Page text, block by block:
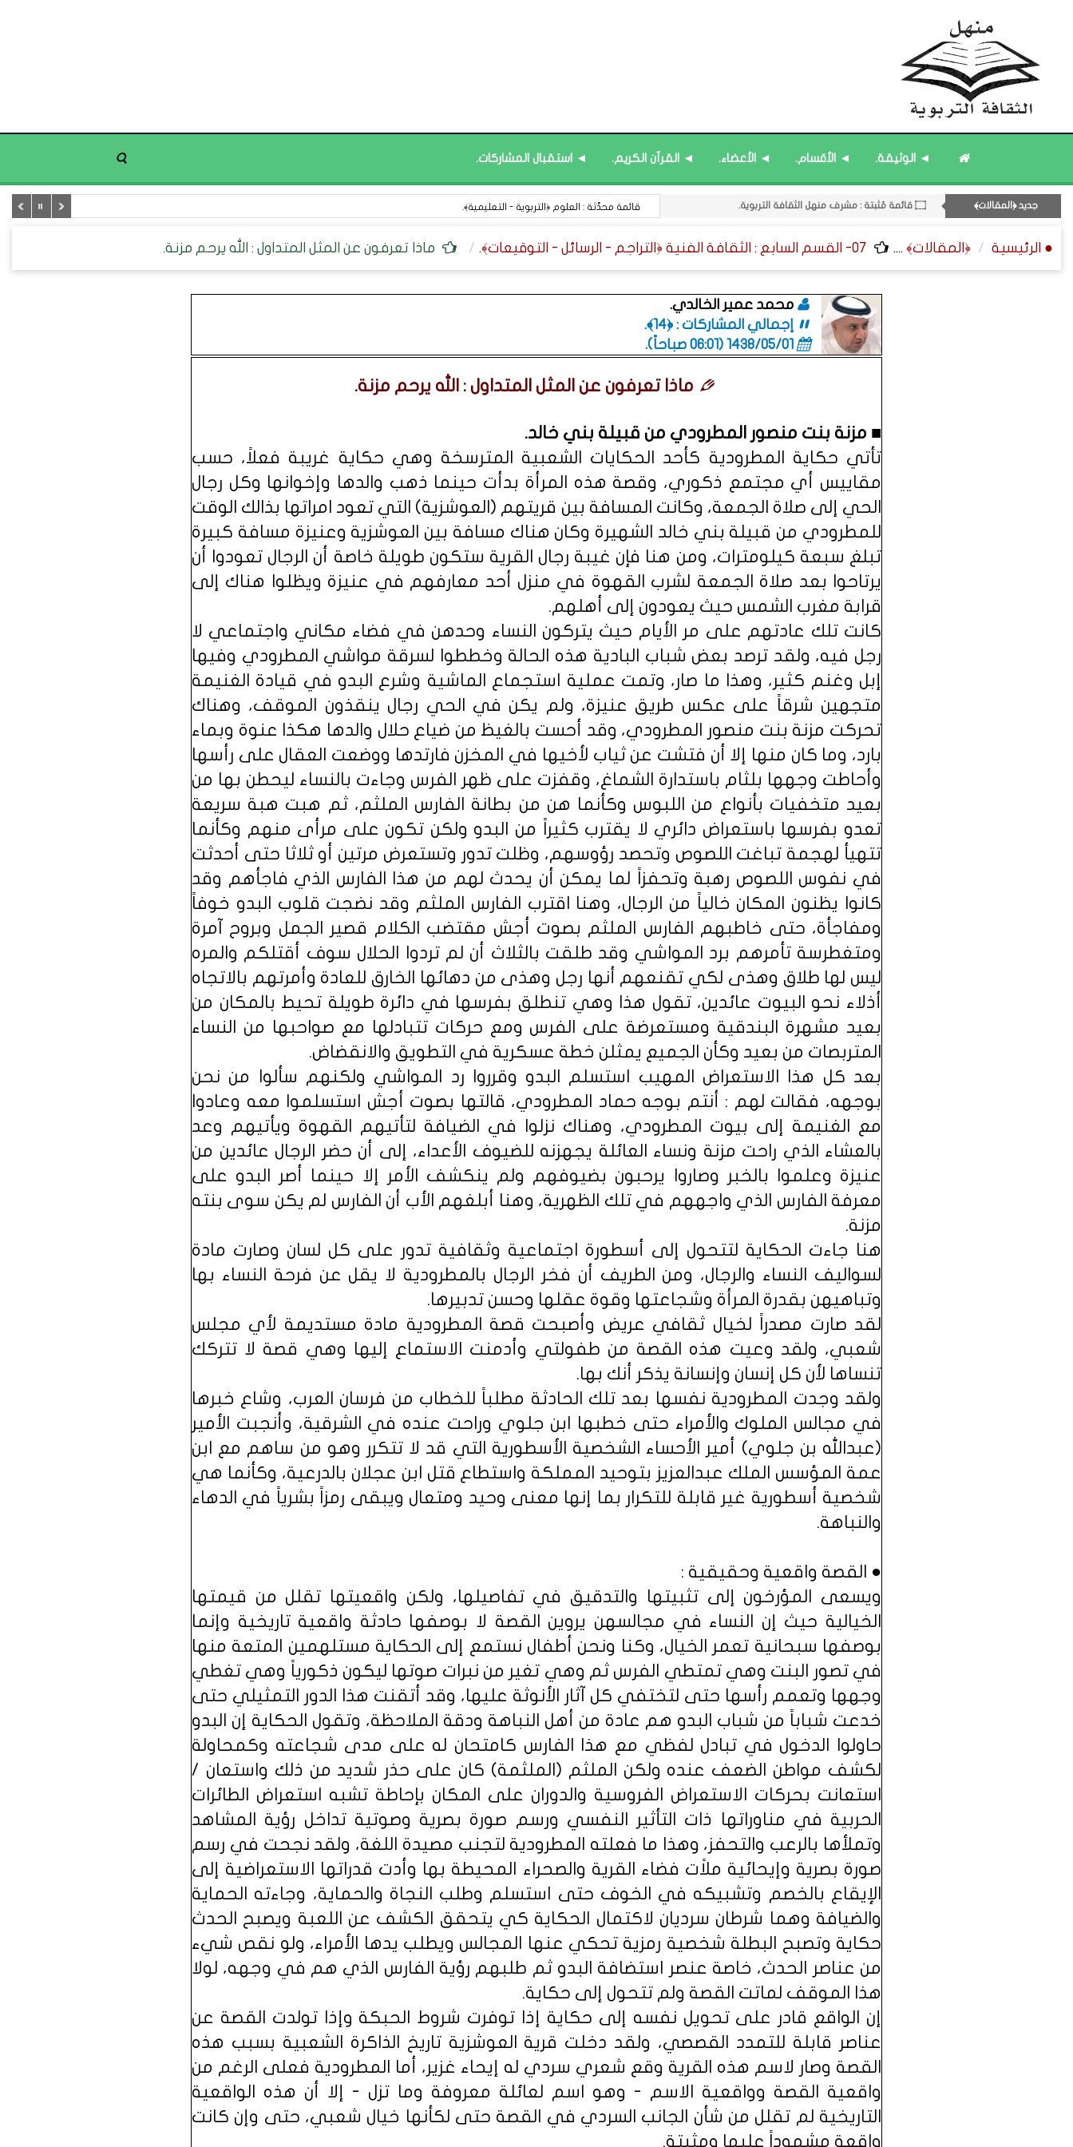
◄ الوثيقة. ◄ الأقسام. ◄ الأعضاء. ◄ القرآن الكريم. ◄ استقبال المشاركات.
جديد ﴿المقالات﴾
۝ قائمة مُثبتة : مشرف منهل الثقافة التربوية.
۝ قائمة مُحدَّثة : مختارات من ﴿جديد﴾ المشاركات.
۝ ﴿القوائم - المشاركات﴾ المُحدَّثة.
قيم قرآنية : مفاتيح القلوب.
● الرئيسية ﴿المقالات﴾ .... 07- القسم السابع : الثقافة الفنية ﴿التراجم - الرسائل - التوقيعات﴾. ماذا تعرفون عن المثل المتداول : الله يرحم مزنة.
محمد عمير الخالدي.
إجمالي المشاركات : ﴿14﴾.
1438/05/01 (06:01 صباحاً)
.
ماذا تعرفون عن المثل المتداول : الله يرحم مزنة.
■ مزنة بنت منصور المطرودي من قبيلة بني خالد.
تأتي حكاية المطرودية كأحد الحكايات الشعبية المترسخة وهي حكاية غريبة فعلاً، حسب
مقاييس أي مجتمع ذكوري، وقصة هذه المرأة بدأت حينما ذهب والدها وإخوانها وكل رجال
الحي إلى صلاة الجمعة، وكانت المسافة بين قريتهم (العوشزية) التي تعود امراتها بذالك الوقت
للمطرودي من قبيلة بني خالد الشهيرة وكان هناك مسافة بين العوشزية وعنيزة مسافة كبيرة
تبلغ سبعة كيلومترات، ومن هنا فإن غيبة رجال القرية ستكون طويلة خاصة أن الرجال تعودوا أن
يرتاحوا بعد صلاة الجمعة لشرب القهوة في منزل أحد معارفهم في عنيزة ويظلوا هناك إلى
قرابة مغرب الشمس حيث يعودون إلى أهلهم.
كانت تلك عادتهم على مر الأيام حيث يتركون النساء وحدهن في فضاء مكاني واجتماعي لا
رجل فيه، ولقد ترصد بعض شباب البادية هذه الحالة وخططوا لسرقة مواشي المطرودي وفيها
إبل وغنم كثير، وهذا ما صار، وتمت عملية استجماع الماشية وشرع البدو في قيادة الغنيمة
متجهين شرقاً على عكس طريق عنيزة، ولم يكن في الحي رجال ينقذون الموقف، وهناك
تحركت مزنة بنت منصور المطرودي، وقد أحست بالغيظ من ضياع حلال والدها هكذا عنوة وبماء
بارد، وما كان منها إلا أن فتشت عن ثياب لأخيها في المخزن فارتدها ووضعت العقال على رأسها
وأحاطت وجهها بلثام باستدارة الشماغ، وقفزت على ظهر الفرس وجاءت بالنساء ليحطن بها من
بعيد متخفيات بأنواع من اللبوس وكأنما هن من بطانة الفارس الملثم، ثم هبت هبة سريعة
تعدو بفرسها باستعراض دائري لا يقترب كثيراً من البدو ولكن تكون على مرأى منهم وكأنما
تتهيأ لهجمة تباغت اللصوص وتحصد رؤوسهم، وظلت تدور وتستعرض مرتين أو ثلاثا حتى أحدثت
في نفوس اللصوص رهبة وتحفزاً لما يمكن أن يحدث لهم من هذا الفارس الذي فاجأهم وقد
كانوا يظنون المكان خالياً من الرجال، وهنا اقترب الفارس الملثم وقد نضجت قلوب البدو خوفاً
ومفاجأة، حتى خاطبهم الفارس الملثم بصوت أجش مقتضب الكلام قصير الجمل وبروح آمرة
ومتغطرسة تأمرهم برد المواشي وقد طلقت بالثلاث أن لم تردوا الحلال سوف أقتلكم والمره
ليس لها طلاق وهذى لكي تقنعهم أنها رجل وهذى من دهائها الخارق للعادة وأمرتهم بالاتجاه
أذلاء نحو البيوت عائدين، تقول هذا وهي تنطلق بفرسها في دائرة طويلة تحيط بالمكان من
بعيد مشهرة البندقية ومستعرضة على الفرس ومع حركات تتبادلها مع صواحبها من النساء
المتربصات من بعيد وكأن الجميع يمثلن خطة عسكرية في التطويق والانقضاض.
بعد كل هذا الاستعراض المهيب استسلم البدو وقرروا رد المواشي ولكنهم سألوا من نحن
بوجهه، فقالت لهم : أنتم بوجه حماد المطرودي، قالتها بصوت أجش استسلموا معه وعادوا
مع الغنيمة إلى بيوت المطرودي، وهناك نزلوا في الضيافة لتأتيهم القهوة ويأتيهم وعد
بالعشاء الذي راحت مزنة ونساء العائلة يجهزنه للضيوف الأعداء، إلى أن حضر الرجال عائدين من
عنيزة وعلموا بالخبر وصاروا يرحبون بضيوفهم ولم ينكشف الأمر إلا حينما أصر البدو على
معرفة الفارس الذي واجههم في تلك الظهرية، وهنا أبلغهم الأب أن الفارس لم يكن سوى بنته
مزنة.
هنا جاءت الحكاية لتتحول إلى أسطورة اجتماعية وثقافية تدور على كل لسان وصارت مادة
لسواليف النساء والرجال، ومن الطريف أن فخر الرجال بالمطرودية لا يقل عن فرحة النساء بها
وتباهيهن بقدرة المرأة وشجاعتها وقوة عقلها وحسن تدبيرها.
لقد صارت مصدراً لخيال ثقافي عريض وأصبحت قصة المطرودية مادة مستديمة لأي مجلس
شعبي، ولقد وعيت هذه القصة من طفولتي وأدمنت الاستماع إليها وهي قصة لا تتركك
تنساها لأن كل إنسان وإنسانة يذكر أنك بها.
ولقد وجدت المطرودية نفسها بعد تلك الحادثة مطلباً للخطاب من فرسان العرب، وشاع خبرها
في مجالس الملوك والأمراء حتى خطبها ابن جلوي وراحت عنده في الشرقية، وأنجبت الأمير
(عبدالله بن جلوي) أمير الأحساء الشخصية الأسطورية التي قد لا تتكرر وهو من ساهم مع ابن
عمة المؤسس الملك عبدالعزيز بتوحيد المملكة واستطاع قتل ابن عجلان بالدرعية، وكأنما هي
شخصية أسطورية غير قابلة للتكرار بما إنها معنى وحيد ومتعال ويبقى رمزاً بشرياً في الدهاء
والنباهة.
● القصة واقعية وحقيقية :
ويسعى المؤرخون إلى تثبيتها والتدقيق في تفاصيلها، ولكن واقعيتها تقلل من قيمتها
الخيالية حيث إن النساء في مجالسهن يروين القصة لا بوصفها حادثة واقعية تاريخية وإنما
بوصفها سبحانية تعمر الخيال، وكنا ونحن أطفال نستمع إلى الحكاية مستلهمين المتعة منها
في تصور البنت وهي تمتطي الفرس ثم وهي تغير من نبرات صوتها ليكون ذكورياً وهي تغطي
وجهها وتعمم رأسها حتى لتختفي كل آثار الأنوثة عليها، وقد أتقنت هذا الدور التمثيلي حتى
خدعت شباباً من شباب البدو هم عادة من أهل النباهة ودقة الملاحظة، وتقول الحكاية إن البدو
حاولوا الدخول في تبادل لفظي مع هذا الفارس كامتحان له على مدى شجاعته وكمحاولة
لكشف مواطن الضعف عنده ولكن الملثم (الملثمة) كان على حذر شديد من ذلك واستعان /
استعانت بحركات الاستعراض الفروسية والدوران على المكان بإحاطة تشبه استعراض الطائرات
الحربية في مناوراتها ذات التأثير النفسي ورسم صورة بصرية وصوتية تداخل رؤية المشاهد
وتملأها بالرعب والتحفز، وهذا ما فعلته المطرودية لتجنب مصيدة اللغة، ولقد نجحت في رسم
صورة بصرية وإيحائية ملاًت فضاء القرية والصحراء المحيطة بها وأدت قدراتها الاستعراضية إلى
الإيقاع بالخصم وتشبيكه في الخوف حتى استسلم وطلب النجاة والحماية، وجاءته الحماية
والضيافة وهما شرطان سرديان لاكتمال الحكاية كي يتحقق الكشف عن اللعبة ويصبح الحدث
حكاية وتصبح البطلة شخصية رمزية تحكي عنها المجالس ويطلب يدها الأمراء، ولو نقص شيء
من عناصر الحدث، خاصة عنصر استضافة البدو ثم طلبهم رؤية الفارس الذي هم في وجهه، لولا
هذا الموقف لماتت القصة ولم تتحول إلى حكاية.
إن الواقع قادر على تحويل نفسه إلى حكاية إذا توفرت شروط الحبكة وإذا تولدت القصة عن
عناصر قابلة للتمدد القصصي، ولقد دخلت قرية العوشزية تاريخ الذاكرة الشعبية بسبب هذه
القصة وصار لاسم هذه القرية وقع شعري سردي له إيحاء غزير، أما المطرودية فعلى الرغم من
واقعية القصة وواقعية الاسم - وهو اسم لعائلة معروفة وما تزل - إلا أن هذه الواقعية
التاريخية لم تقلل من شأن الجانب السردي في القصة حتى لكأنها خيال شعبي، حتى وإن كانت
واقعة مشهوداً عليها ومثبتة.